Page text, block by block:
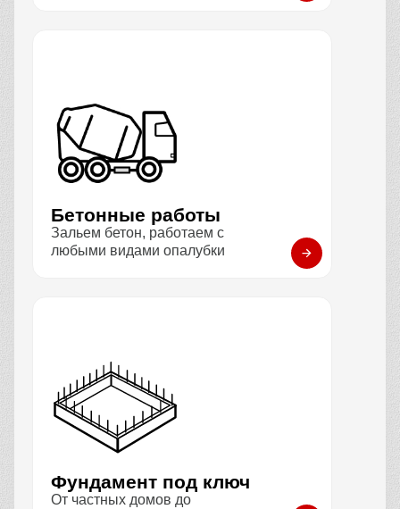
Бетонные работы
Зальем бетон, работаем с
любыми видами опалубки
Фундамент под ключ
От частных домов до